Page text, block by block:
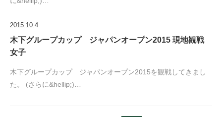
2015.10.4
木下グループカップ ジャパンオープン2015 現地観戦
女子
木下グループカップ ジャパンオープン2015を観戦してきまし
た。 (さらに&hellip;)…